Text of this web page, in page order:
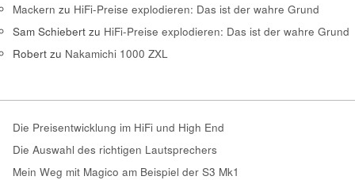
Mackern zu HiFi-Preise explodieren: Das ist der wahre Grund
Sam Schiebert zu HiFi-Preise explodieren: Das ist der wahre Grund
Robert zu Nakamichi 1000 ZXL
Die Preisentwicklung im HiFi und High End
Die Auswahl des richtigen Lautsprechers
Mein Weg mit Magico am Beispiel der S3 Mk1